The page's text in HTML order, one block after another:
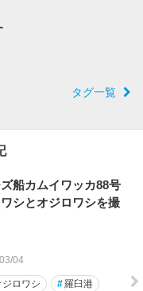
タグ一覧
船カムイワッカ88号
シとオジロワシを撮
04
ジロワシ #羅臼港